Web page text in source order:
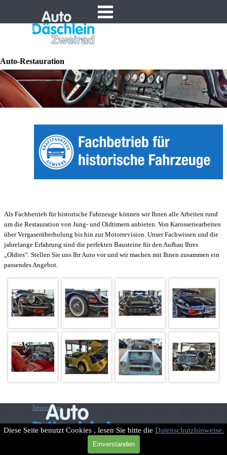
Menü überspringen
Auto-Restauration
Als Fachbetrieb für historische Fahrzeuge können wir Ihnen alle Arbeiten rund
um die Restauration von Jung- und Oldtimern anbieten. Von Karosseriearbeiten
über Vergaserüberholung bis hin zur Motorrevision. Unser Fachwissen und die
jahrelange Erfahrung sind die perfekten Bausteine für den Aufbau Ihres
„Oldies“. Stellen Sie uns Ihr Auto vor und wir machen mit Ihnen zusammen ein
passendes Angebot.
Impressum
Datenschutz
Diese Seite benutzt Cookies , lesen Sie bitte die Datenschutzhinweise.
Einverstanden